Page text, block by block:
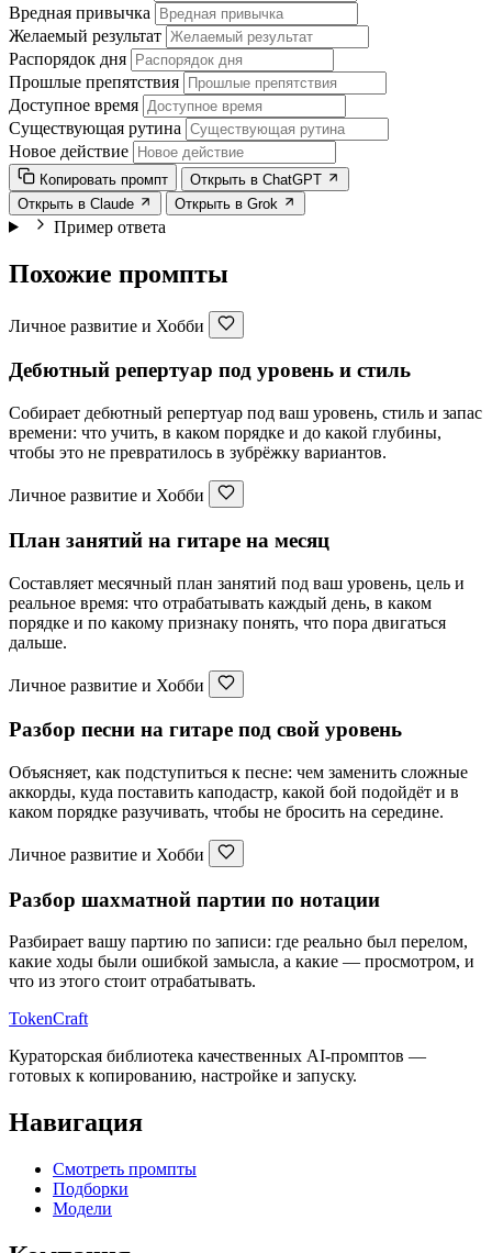
Вредная привычка
Желаемый результат
Распорядок дня
Прошлые препятствия
Доступное время
Существующая рутина
Новое действие
Копировать промпт
Открыть в ChatGPT
Открыть в Claude
Открыть в Grok
Пример ответа
Похожие промпты
Личное развитие и Хобби
Дебютный репертуар под уровень и стиль
Собирает дебютный репертуар под ваш уровень, стиль и запас
времени: что учить, в каком порядке и до какой глубины,
чтобы это не превратилось в зубрёжку вариантов.
Личное развитие и Хобби
План занятий на гитаре на месяц
Составляет месячный план занятий под ваш уровень, цель и
реальное время: что отрабатывать каждый день, в каком
порядке и по какому признаку понять, что пора двигаться
дальше.
Личное развитие и Хобби
Разбор песни на гитаре под свой уровень
Объясняет, как подступиться к песне: чем заменить сложные
аккорды, куда поставить каподастр, какой бой подойдёт и в
каком порядке разучивать, чтобы не бросить на середине.
Личное развитие и Хобби
Разбор шахматной партии по нотации
Разбирает вашу партию по записи: где реально был перелом,
какие ходы были ошибкой замысла, а какие — просмотром, и
что из этого стоит отрабатывать.
TokenCraft
Кураторская библиотека качественных AI-промптов —
готовых к копированию, настройке и запуску.
Навигация
Смотреть промпты
Подборки
Модели